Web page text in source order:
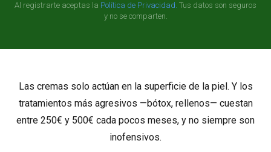
Las cremas solo actúan en la superficie de la piel. Y los
tratamientos más agresivos —bótox, rellenos— cuestan
entre 250€ y 500€ cada pocos meses, y no siempre son
inofensivos.